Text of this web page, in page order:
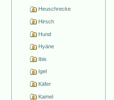
Heuschrecke
Hirsch
Hund
Hyäne
Ibis
Igel
Käfer
Kamel